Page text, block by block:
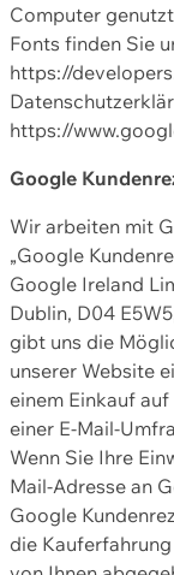
Computer
Fonts finden Sie
https://
https://
Google
Wir arbeiten mit
„Google
Google Ireland
Dublin, D04
gibt uns die
unserer Website
einem Einkauf
einer E-Mail-
Wenn Sie Ihre
Mail-Adresse an
Google
die